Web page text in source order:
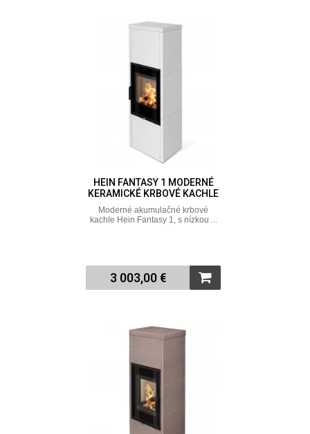
HEIN FANTASY 1 MODERNÉ
KERAMICKÉ KRBOVÉ KACHLE
Moderné akumulačné krbové
kachle Hein Fantasy 1, s nízkou ...
3 003,00 €